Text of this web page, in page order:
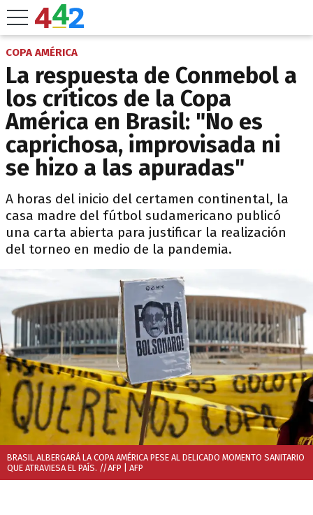
COPA AMÉRICA
La respuesta de Conmebol a
los críticos de la Copa
América en Brasil: "No es
caprichosa, improvisada ni
se hizo a las apuradas"
A horas del inicio del certamen continental, la
casa madre del fútbol sudamericano publicó
una carta abierta para justificar la realización
del torneo en medio de la pandemia.
BRASIL ALBERGARÁ LA COPA AMÉRICA PESE AL DELICADO MOMENTO SANITARIO
QUE ATRAVIESA EL PAÍS. //AFP | AFP